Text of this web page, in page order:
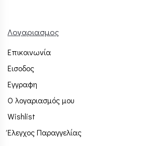
Λογαριασμος
Επικοινωνία
Εισοδος
Εγγραφη
Ο λογαριασμός μου
Wishlist
Έλεγχος Παραγγελίας